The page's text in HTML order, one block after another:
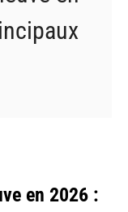
en 2026 :